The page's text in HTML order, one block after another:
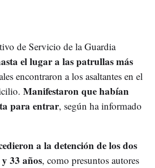
de Servicio de la Guardia
el lugar a las patrullas más
encontraron a los asaltantes en el
Manifestaron que habían
para entrar, según ha informado
a la detención de los dos
33 años, como presuntos autores